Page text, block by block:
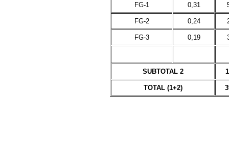
FG-1 0,31
FG-2 0,24
FG-3 0,19
SUBTOTAL 2
TOTAL (1+2)